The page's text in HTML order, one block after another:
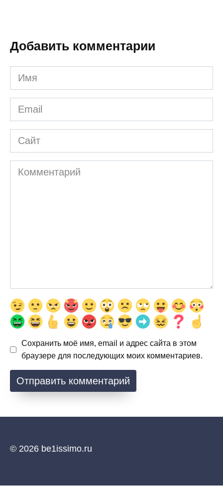
Добавить комментарии
Имя
*
Email
*
Сайт
Комментарий
Сохранить моё имя, email и адрес сайта в этом
браузере для последующих моих комментариев.
© 2026 be1issimo.ru